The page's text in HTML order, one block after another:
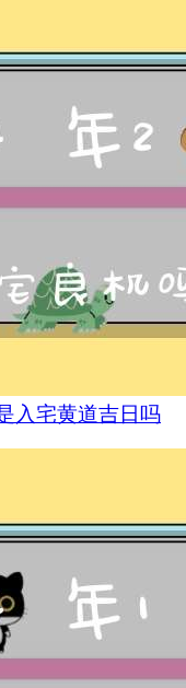
入宅黄道吉日吗